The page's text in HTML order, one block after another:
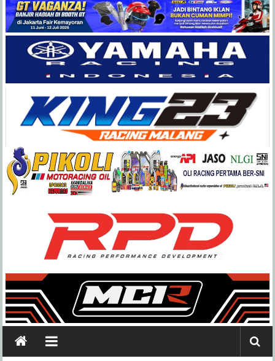
Balap
Paling
Lengkap